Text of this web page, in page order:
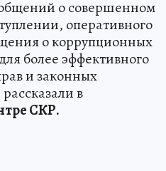
о совершенном
оперативного
о коррупционных
более эффективного
и законных
в
СКР.